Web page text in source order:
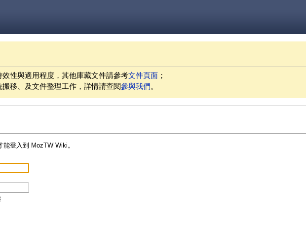
性與適用程度，其他庫藏文件請參考文件頁面 ；
移、及文件整理工作，詳情請查閱參與我們。
登入到 MozTW Wiki。